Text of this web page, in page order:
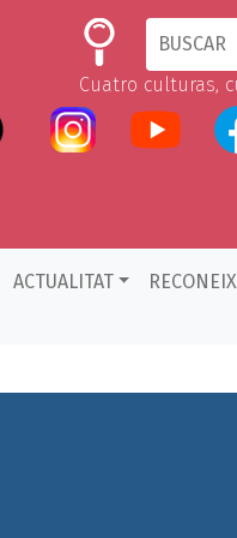
Cuatro culturas,
ACTUALITAT